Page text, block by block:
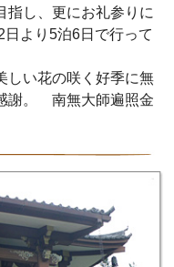
指し、更にお礼参りに
より5泊6日で行って
しい花の咲く好季に無
謝。 南無大師遍照金